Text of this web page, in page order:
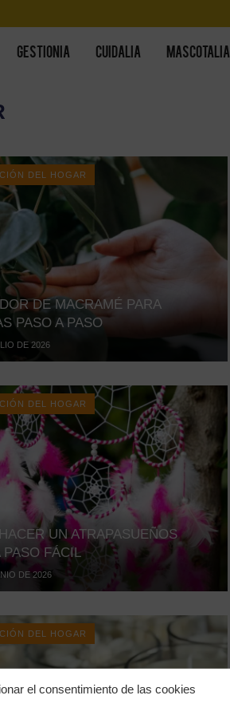
el consentimiento de las cookies
GESTIONIA CUIDALIA MASCOTALIA
DEL HOGAR
DE MACRAMÉ PARA
PASO A PASO
DE 2026
DEL HOGAR
UN ATRAPASUEÑOS
PASO FÁCIL
DE 2026
DEL HOGAR